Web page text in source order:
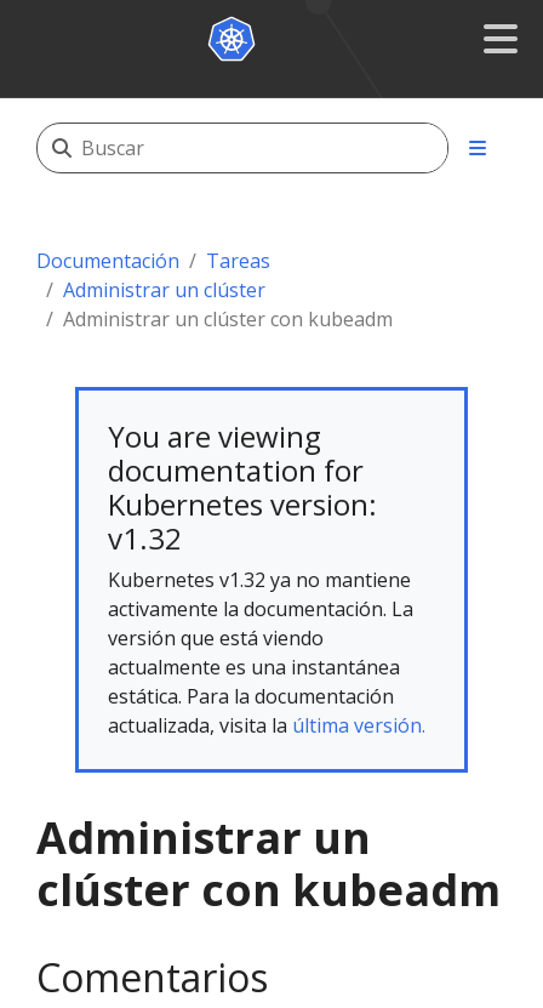
Documentación
Tareas
Administrar un clúster
Administrar un clúster con kubeadm
You are viewing
documentation for
Kubernetes version:
v1.32
Kubernetes v1.32 ya no mantiene
activamente la documentación. La
versión que está viendo
actualmente es una instantánea
estática. Para la documentación
actualizada, visita la última versión.
Administrar un
clúster con kubeadm
Comentarios